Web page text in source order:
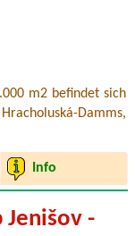
m2 befindet sich
Damms,
Info
Jenišov -